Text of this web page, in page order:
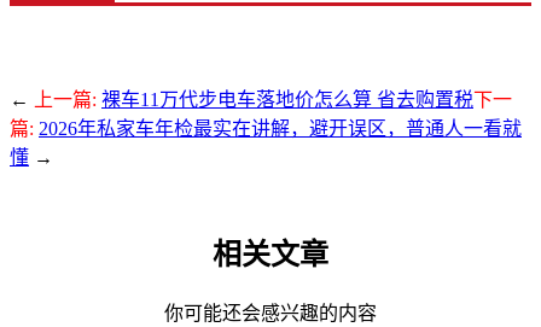
← 上一篇: 裸车11万代步电车落地价怎么算 省去购置税下一
篇: 2026年私家车年检最实在讲解，避开误区，普通人一看就
懂 →
相关文章
你可能还会感兴趣的内容